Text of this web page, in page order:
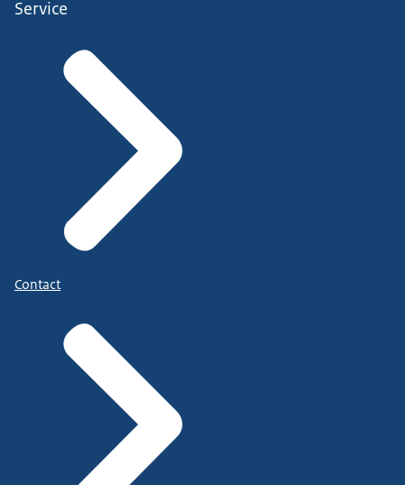
Service
Contact